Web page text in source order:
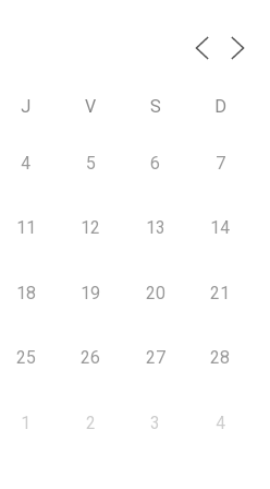
J V S D
4 5 6 7
11 12 13 14
18 19 20 21
25 26 27 28
1 2 3 4